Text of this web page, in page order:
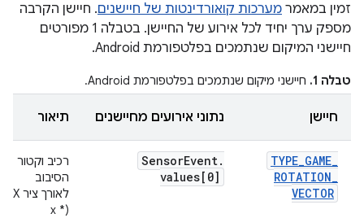
זמין במאמר מערכות קואורדינטות של חיישנים. חיישן הקרבה
מספק ערך יחיד לכל אירוע של החיישן. בטבלה 1 מפורטים
חיישני המיקום שנתמכים בפלטפורמת Android.
טבלה 1. חיישני מיקום שנתמכים בפלטפורמת Android.
חיישן נתוני אירועים מחיישנים תיאור
TYPE_GAME_
ROTATION_
VECTOR
SensorEvent.
values[0]
רכיב וקטור
הסיבוב
(x *